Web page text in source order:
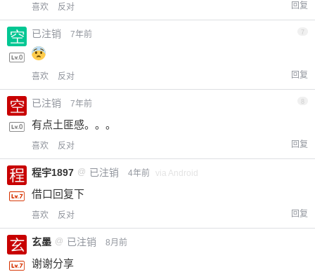
喜欢 反对 回复
已注销 7年前 7
喜欢 反对 回复
已注销 7年前
有点土匪感。。。
喜欢 反对 回复
程宇1897 @ 已注销 4年前 via Android
借口回复下
喜欢 反对 回复
玄墨 @ 已注销 8月前
谢谢分享